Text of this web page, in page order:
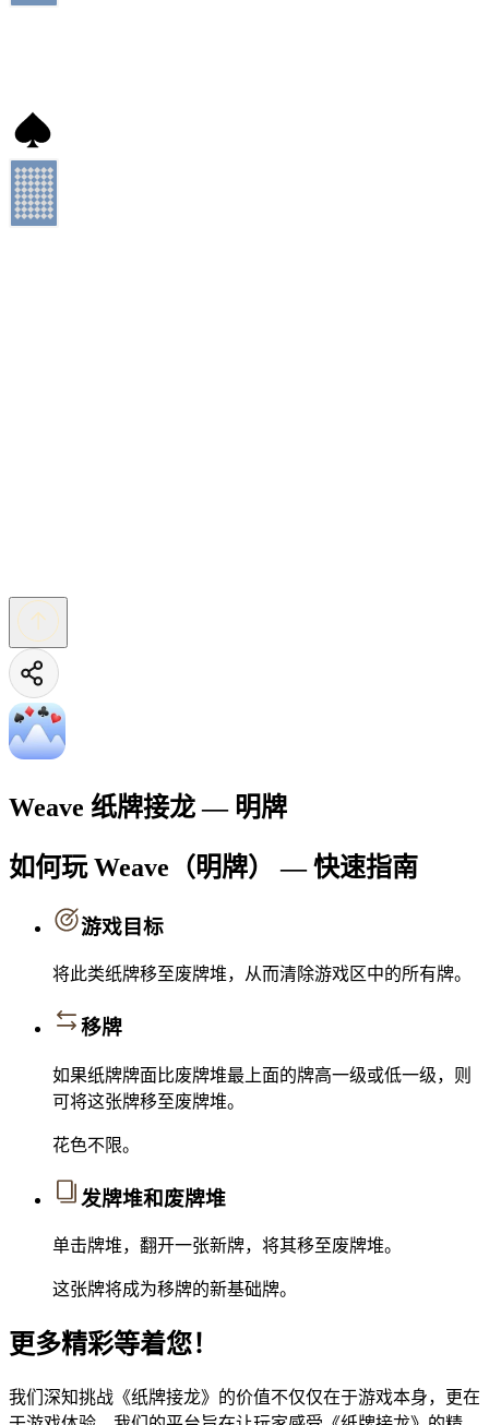
Weave 纸牌接龙 — 明牌
如何玩 Weave（明牌） — 快速指南
游戏目标
将此类纸牌移至废牌堆，从而清除游戏区中的所有牌。
移牌
如果纸牌牌面比废牌堆最上面的牌高一级或低一级，则
可将这张牌移至废牌堆。
花色不限。
发牌堆和废牌堆
单击牌堆，翻开一张新牌，将其移至废牌堆。
这张牌将成为移牌的新基础牌。
更多精彩等着您！
我们深知挑战《纸牌接龙》的价值不仅仅在于游戏本身，更在